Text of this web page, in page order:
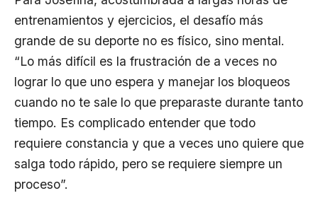
entrenamientos y ejercicios, el desafío más
grande de su deporte no es físico, sino mental.
“Lo más difícil es la frustración de a veces no
lograr lo que uno espera y manejar los bloqueos
cuando no te sale lo que preparaste durante tanto
tiempo. Es complicado entender que todo
requiere constancia y que a veces uno quiere que
salga todo rápido, pero se requiere siempre un
proceso”.